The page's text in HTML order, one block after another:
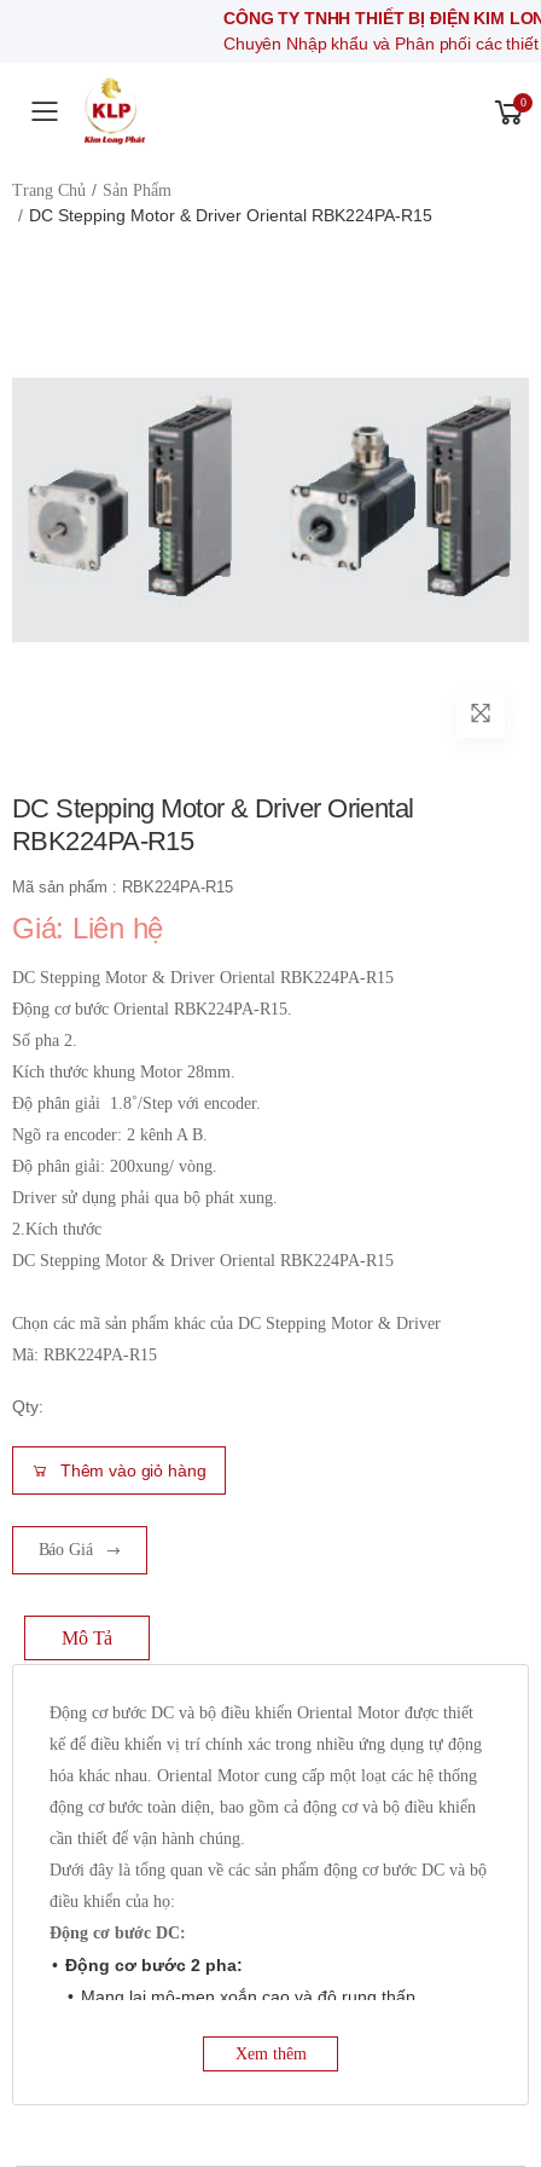
CÔNG TY TNHH THIẾT BỊ ĐIỆN KIM LONG PHÁT
Chuyên Nhập khẩu và Phân phối các thiết bị khí
Toggle mobile menu
0
Trang Chủ Sản Phẩm
DC Stepping Motor & Driver Oriental RBK224PA-R15
DC Stepping Motor & Driver Oriental
RBK224PA-R15
Mã sản phẩm : RBK224PA-R15
Giá: Liên hệ
DC Stepping Motor & Driver Oriental RBK224PA-R15
Động cơ bước Oriental RBK224PA-R15.
Số pha 2.
Kích thước khung Motor 28mm.
Độ phân giải 1.8˚/Step với encoder.
Ngõ ra encoder: 2 kênh A B.
Độ phân giải: 200xung/ vòng.
Driver sử dụng phải qua bộ phát xung.
2.Kích thước
DC Stepping Motor & Driver Oriental RBK224PA-R15
Chọn các mã sản phẩm khác của DC Stepping Motor & Driver
Mã: RBK224PA-R15
Qty:
Thêm vào giỏ hàng
Báo Giá
Mô Tả
Động cơ bước DC và bộ điều khiển Oriental Motor được thiết
kế để điều khiển vị trí chính xác trong nhiều ứng dụng tự động
hóa khác nhau. Oriental Motor cung cấp một loạt các hệ thống
động cơ bước toàn diện, bao gồm cả động cơ và bộ điều khiển
cần thiết để vận hành chúng.
Dưới đây là tổng quan về các sản phẩm động cơ bước DC và bộ
điều khiển của họ:
Động cơ bước DC:
Động cơ bước 2 pha:
Mang lại mô-men xoắn cao và độ rung thấp.
Xem thêm